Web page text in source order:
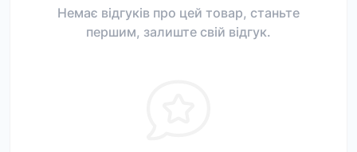
Немає відгуків про цей товар, станьте
першим, залиште свій відгук.